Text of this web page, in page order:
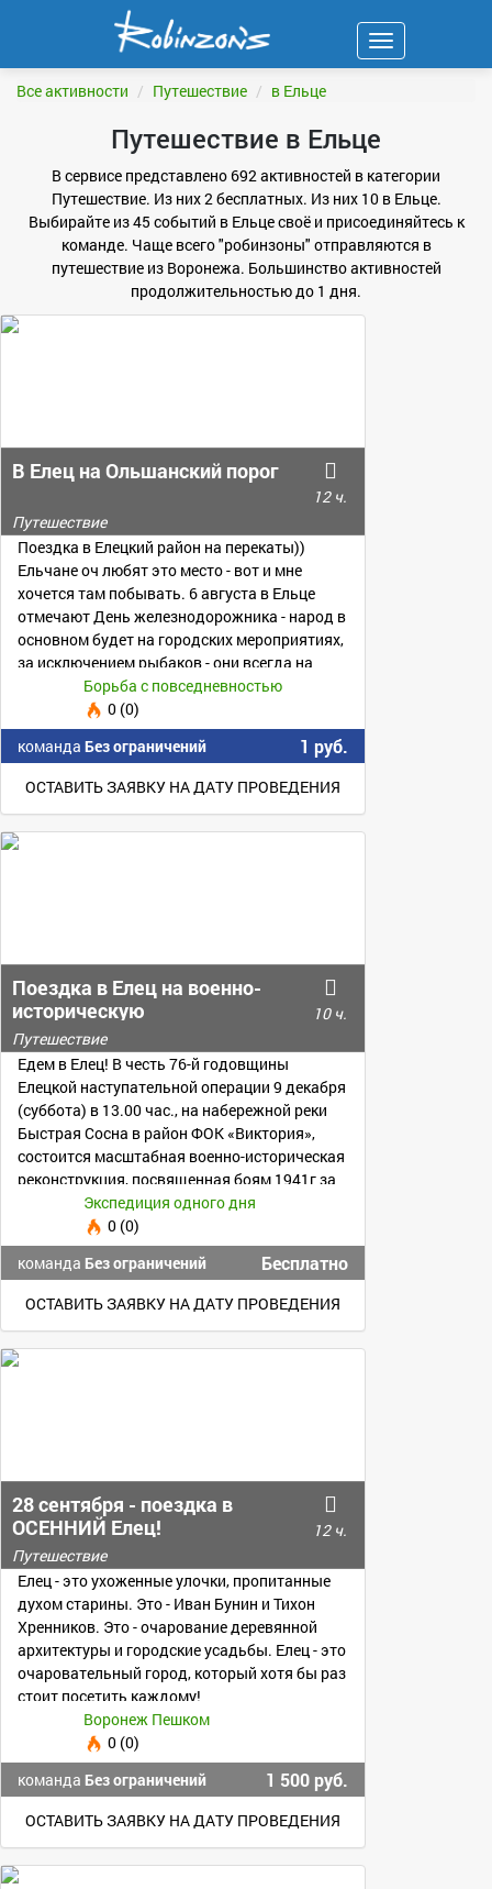
Навигация
Все активности Путешествие в Ельце
Путешествие в Ельце
В сервисе представлено 692 активностей в категории
Путешествие. Из них 2 бесплатных. Из них 10 в Ельце.
Выбирайте из 45 событий в Ельце своё и присоединяйтесь к
команде. Чаще всего "робинзоны" отправляются в
путешествие из Воронежа. Большинство активностей
продолжительностью до 1 дня.
В Елец на Ольшанский порог
12 ч.
Путешествие
Поездка в Елецкий район на перекаты))
Ельчане оч любят это место - вот и мне
хочется там побывать. 6 августа в Ельце
отмечают День железнодорожника - народ в
основном будет на городских мероприятиях,
за исключением рыбаков - они всегда на
реке)💦🐬🐳Борьба с повседневностью
0 (0)
команда Без ограничений 1 руб.
ОСТАВИТЬ ЗАЯВКУ НА ДАТУ ПРОВЕДЕНИЯ
Поездка в Елец на военно-
историческую
реконструкцию
10 ч.
Путешествие
Едем в Елец! В честь 76-й годовщины
Елецкой наступательной операции 9 декабря
(суббота) в 13.00 час., на набережной реки
Быстрая Сосна в район ФОК «Виктория»,
состоится масштабная военно-историческая
реконструкция, посвященная боям 1941г за
Экспедиция одного дня
0 (0)
команда Без ограничений Бесплатно
ОСТАВИТЬ ЗАЯВКУ НА ДАТУ ПРОВЕДЕНИЯ
28 сентября - поездка в
ОСЕННИЙ Елец!
12 ч.
Путешествие
Елец - это ухоженные улочки, пропитанные
духом старины. Это - Иван Бунин и Тихон
Хренников. Это - очарование деревянной
архитектуры и городские усадьбы. Елец - это
очаровательный город, который хотя бы раз
стоит посетить каждому!
Воронеж Пешком
0 (0)
команда Без ограничений 1 500 руб.
ОСТАВИТЬ ЗАЯВКУ НА ДАТУ ПРОВЕДЕНИЯ